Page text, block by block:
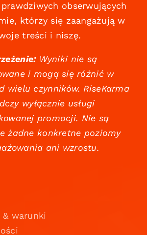
obserwujących
którzy się zaangażują w
treści i niszę.
Wyniki nie są
i mogą się różnić w
wielu czynników. RiseKarma
wyłącznie usługi
promocji. Nie są
żadne konkretne poziomy
ani wzrostu.
& warunki